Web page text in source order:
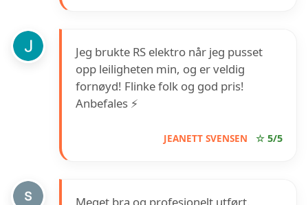
Jeg brukte RS elektro når jeg pusset
opp leiligheten min, og er veldig
fornøyd! Flinke folk og god pris!
Anbefales ⚡️
JEANETT SVENSEN ☆ 5/5